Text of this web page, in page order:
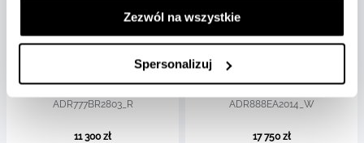
Zezwól na wszystkie
Spersonalizuj
Bransoletka Roberto Coin
Venetian Princess różowe
złoto diamenty 18 cm
ADR777BR2803_R
11 300 zł
Verona białe złoto diamenty
ADR888EA2014_W
17 750 zł